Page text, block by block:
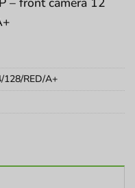
128/RED/A+